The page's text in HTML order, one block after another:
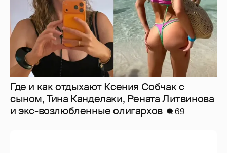
Где и как отдыхают Ксения Собчак с
сыном, Тина Канделаки, Рената Литвинова
и экс-возлюбленные олигархов
69